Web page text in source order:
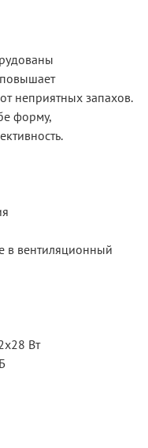
неприятных запахов.
форму,
в вентиляционный
Вт